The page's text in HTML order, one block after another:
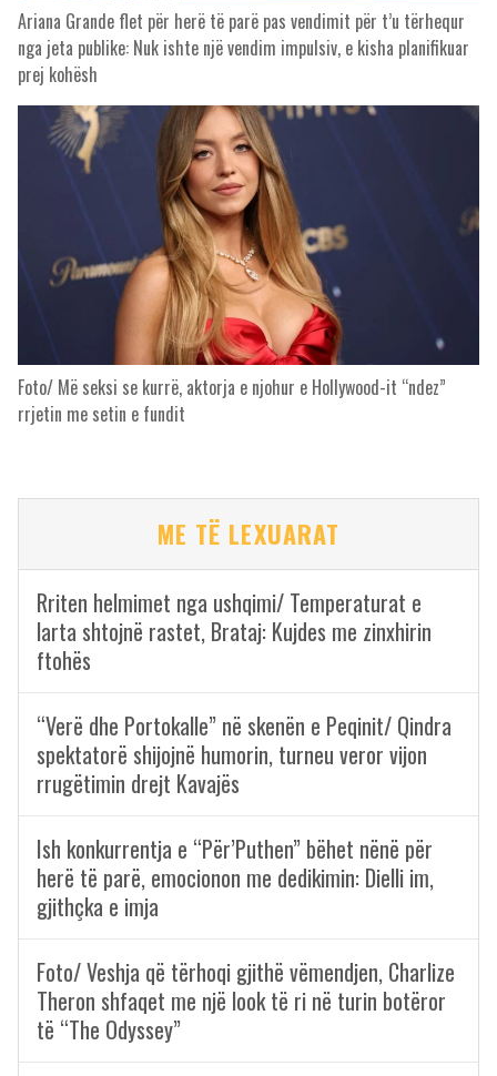
Ariana Grande flet për herë të parë pas vendimit për t’u tërhequr
nga jeta publike: Nuk ishte një vendim impulsiv, e kisha planifikuar
prej kohësh
Foto/ Më seksi se kurrë, aktorja e njohur e Hollywood-it “ndez”
rrjetin me setin e fundit
ME TË LEXUARAT
Rriten helmimet nga ushqimi/ Temperaturat e
larta shtojnë rastet, Brataj: Kujdes me zinxhirin
ftohës
“Verë dhe Portokalle” në skenën e Peqinit/ Qindra
spektatorë shijojnë humorin, turneu veror vijon
rrugëtimin drejt Kavajës
Ish konkurrentja e “Për’Puthen” bëhet nënë për
herë të parë, emocionon me dedikimin: Dielli im,
gjithçka e imja
Foto/ Veshja që tërhoqi gjithë vëmendjen, Charlize
Theron shfaqet me një look të ri në turin botëror
të “The Odyssey”